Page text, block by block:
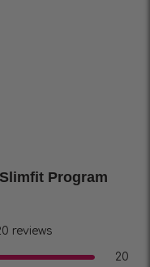
Program
reviews
20